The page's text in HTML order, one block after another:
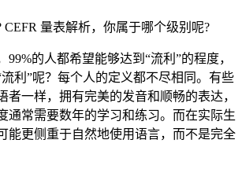
99%的人都希望能够达到“流利”的程度，
利”呢？每个人的定义都不尽相同。有些
者一样，拥有完美的发音和顺畅的表达，
通常需要数年的学习和练习。而在实际生
能更侧重于自然地使用语言，而不是完全